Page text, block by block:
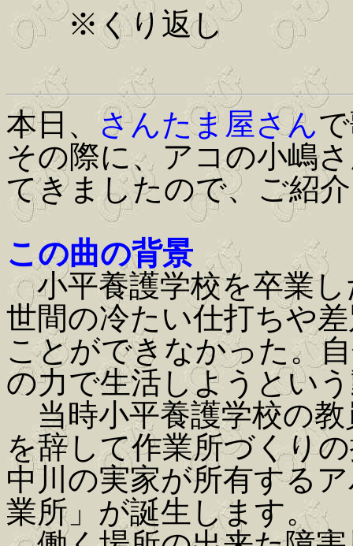
※くり返し
本日、 さんたま屋さん
その際に、アコの小嶋
てきましたので、ご紹
この曲の背景
小平養護学校を卒業し
世間の冷たい仕打ちや
ことができなかった。
の力で生活しようとい
当時小平養護学校の教
を辞して作業所づくり
中川の実家が所有する
業所」が誕生します。